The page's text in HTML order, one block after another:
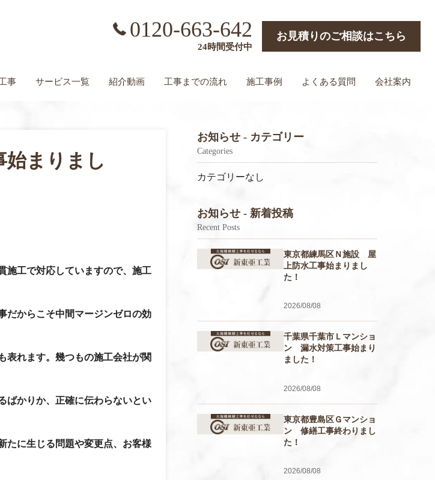
事 サービス一覧 紹介動画 工事までの流れ 施工事例 よくある質問 会社案内
24時間受付中
0120-663-642 お見積りのご相談はこちら
まりまし
施工で対応していますので、施工
だからこそ中間マージンゼロの効
表れます。幾つもの施工会社が関
ばかりか、正確に伝わらないとい
たに生じる問題や変更点、お客様
お知らせ - カテゴリー
Categories
カテゴリーなし
お知らせ - 新着投稿
Recent Posts
東京都練馬区Ｎ施設 屋
上防水工事始まりまし
た！
2026/08/08
千葉県千葉市Ｌマンショ
ン 漏水対策工事始まり
ました！
2026/08/08
東京都豊島区Ｇマンショ
ン 修繕工事終わりまし
た！
2026/08/08